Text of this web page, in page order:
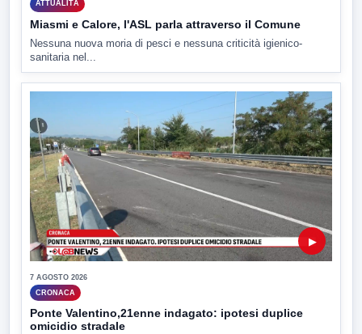
ATTUALITÀ
Miasmi e Calore, l'ASL parla attraverso il Comune
Nessuna nuova moria di pesci e nessuna criticità igienico-
sanitaria nel...
▶
7 AGOSTO 2026
CRONACA
Ponte Valentino,21enne indagato: ipotesi duplice
omicidio stradale